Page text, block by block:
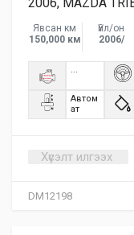
DM12198
Явсан км
150,000 км
Үйл/он
2006/
...
Автом
ат
Хүсэлт илгээх